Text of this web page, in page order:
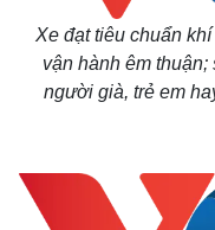
Xe đạt tiêu chuẩn
vận hành êm
người già, trẻ em